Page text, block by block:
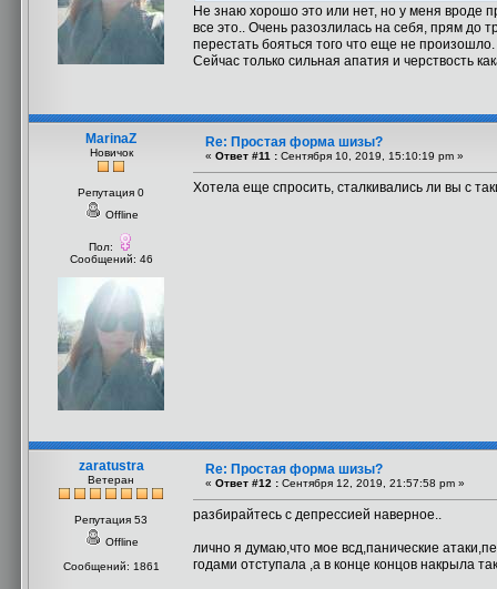
Не знаю хорошо это или нет, но у меня вроде
все это.. Очень разозлилась на себя, прям до
перестать бояться того что еще не произошло.
Сейчас только сильная апатия и черствость
MarinaZ
Новичок
Репутация 0
Offline
Пол:
Сообщений: 46
Re: Простая форма шизы?
« Ответ #11 : Сентября 10, 2019, 15:10:19 pm »
Хотела еще спросить, сталкивались ли вы с
zaratustra
Ветеран
Репутация 53
Offline
Сообщений: 1861
Re: Простая форма шизы?
« Ответ #12 : Сентября 12, 2019, 21:57:58 pm »
разбирайтесь с депрессией наверное..
лично я думаю,что мое всд,панические
годами отступала ,а в конце концов накрыла